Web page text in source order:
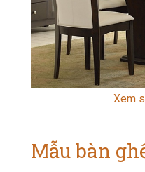
Xem
Mẫu bàn